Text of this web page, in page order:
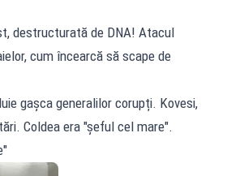
destructurată de DNA! Atacul
cum încearcă să scape de
gașca generalilor corupți. Kovesi,
Coldea era "șeful cel mare".